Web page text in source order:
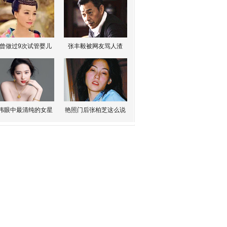
做过9次试管婴儿 张丰毅被网友骂人渣
眼中最清纯的女星 艳照门后张柏芝这么说